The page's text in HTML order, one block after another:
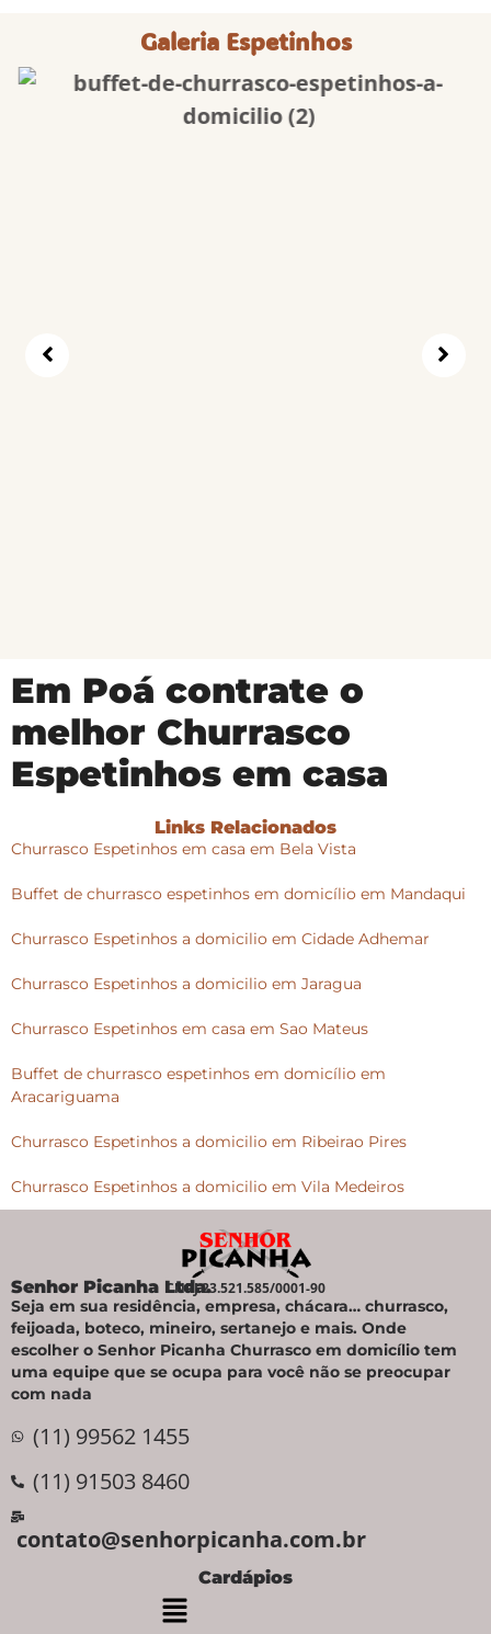
Galeria Espetinhos
Em Poá contrate o
melhor Churrasco
Espetinhos em casa
Links Relacionados
Churrasco Espetinhos em casa em Bela Vista
Buffet de churrasco espetinhos em domicílio em Mandaqui
Churrasco Espetinhos a domicilio em Cidade Adhemar
Churrasco Espetinhos a domicilio em Jaragua
Churrasco Espetinhos em casa em Sao Mateus
Buffet de churrasco espetinhos em domicílio em
Aracariguama
Churrasco Espetinhos a domicilio em Ribeirao Pires
Churrasco Espetinhos a domicilio em Vila Medeiros
Senhor Picanha Ltda.CNPJ 23.521.585/0001-90
Seja em sua residência, empresa, chácara… churrasco,
feijoada, boteco, mineiro, sertanejo e mais. Onde
escolher o Senhor Picanha Churrasco em domicílio tem
uma equipe que se ocupa para você não se preocupar
com nada
(11) 99562 1455
(11) 91503 8460
contato@senhorpicanha.com.br
Cardápios